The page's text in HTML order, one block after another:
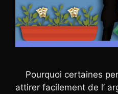
Pourquoi certaines
attirer facilement de l’